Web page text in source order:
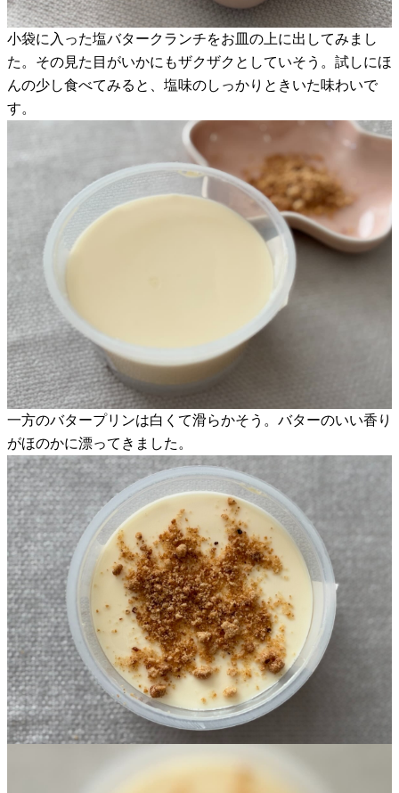
小袋に入った塩バタークランチをお皿の上に出してみまし
た。その見た目がいかにもザクザクとしていそう。試しにほ
んの少し食べてみると、塩味のしっかりときいた味わいで
す。
一方のバタープリンは白くて滑らかそう。バターのいい香り
がほのかに漂ってきました。